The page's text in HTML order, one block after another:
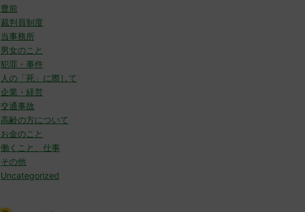
豊前
裁判員制度
当事務所
男女のこと
犯罪・事件
人の「死」に際して
企業・経営
交通事故
高齢の方について
お金のこと
働くこと、仕事
その他
Uncategorized